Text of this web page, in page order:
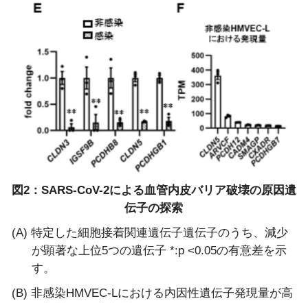
図2：SARS-CoV-2による血管内皮バリア破壊の原因遺
伝子の探索
(A) 特定した細胞接着関連遺伝子遺伝子のうち、減少
が顕著な上位5つの遺伝子*:p <0.05の有意差を示
す。
(B) 非感染HMVEC-Lにおける内因性遺伝子発現量が高